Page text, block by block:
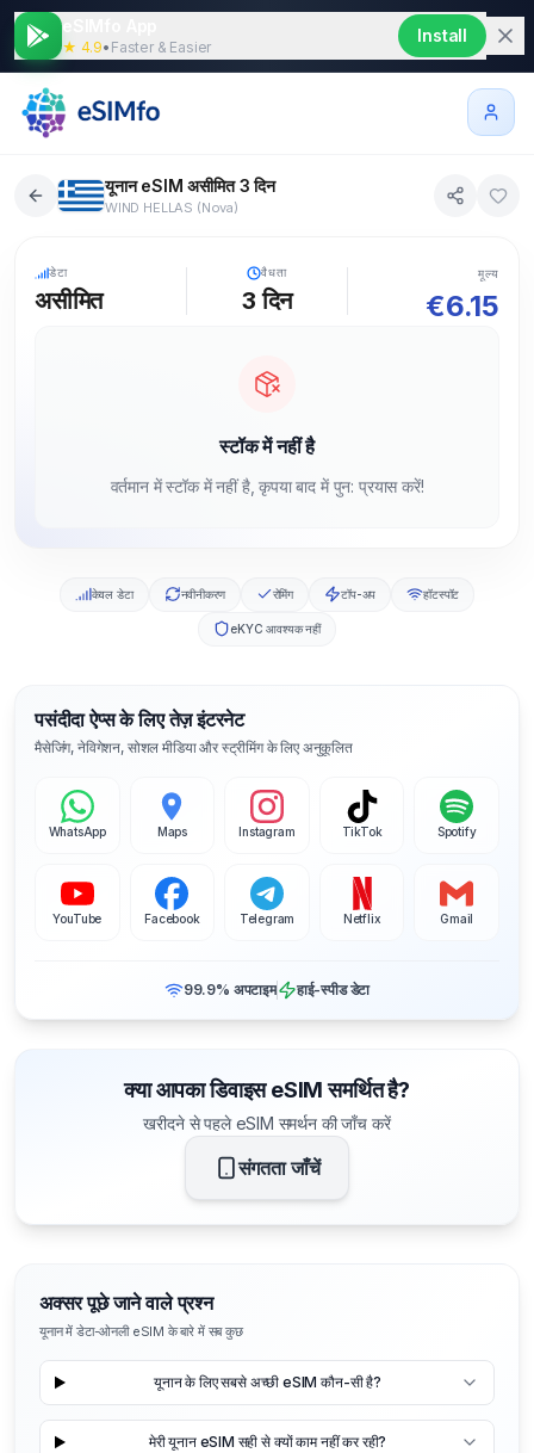
★ 4.9• Faster & Easier
Install
यूनान eSIM असीमित 3 दिन
WIND HELLAS (Nova)
डेटा
असीमित
वैधता
3 दिन
मूल्य
€6.15
स्टॉक में नहीं है
वर्तमान में स्टॉक में नहीं है, कृपया बाद में पुन: प्रयास करें!
केवल डेटा नवीनीकरण रोमिंग टॉप-अप हॉटस्पॉट
eKYC आवश्यक नहीं
पसंदीदा ऐप्स के लिए तेज़ इंटरनेट
मैसेजिंग, नेविगेशन, सोशल मीडिया और स्ट्रीमिंग के लिए अनुकूलित
WhatsApp Maps Instagram TikTok Spotify
YouTube Facebook Telegram Netflix Gmail
99.9% अपटाइम हाई-स्पीड डेटा
क्या आपका डिवाइस eSIM समर्थित है?
खरीदने से पहले eSIM समर्थन की जाँच करें
संगतता जाँचें
अक्सर पूछे जाने वाले प्रश्न
यूनान में डेटा-ओनली eSIM के बारे में सब कुछ
यूनान के लिए सबसे अच्छी eSIM कौन-सी है?
मेरी यूनान eSIM सही से क्यों काम नहीं कर रही?